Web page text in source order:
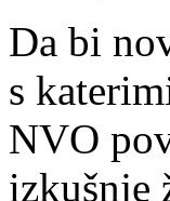
Da bi
s
NVO
izkušnje